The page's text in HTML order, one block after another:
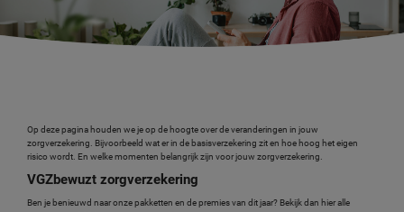
Op deze pagina houden we je op de hoogte over de veranderingen in jouw
zorgverzekering. Bijvoorbeeld wat er in de basisverzekering zit en hoe hoog het eigen
risico wordt. En welke momenten belangrijk zijn voor jouw zorgverzekering.
VGZbewuzt zorgverzekering
Ben je benieuwd naar onze pakketten en de premies van dit jaar? Bekijk dan hier alle